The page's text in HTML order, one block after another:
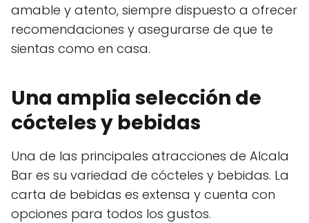
amable y atento, siempre dispuesto a ofrecer
recomendaciones y asegurarse de que te
sientas como en casa.
Una amplia selección de
cócteles y bebidas
Una de las principales atracciones de Alcala
Bar es su variedad de cócteles y bebidas. La
carta de bebidas es extensa y cuenta con
opciones para todos los gustos.